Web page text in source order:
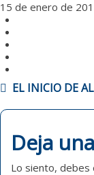
15 de enero de
DE
ENTRADAS
EL INICIO DE
Deja
Lo siento, debes